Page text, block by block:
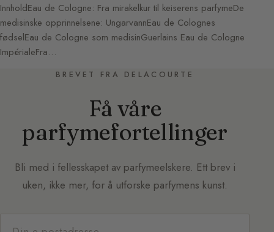
InnholdEau de Cologne: Fra mirakelkur til keiserens parfymeDe
medisinske opprinnelsene: UngarvannEau de Colognes
fødselEau de Cologne som medisinGuerlains Eau de Cologne
ImpérialeFra…
BREVET FRA DELACOURTE
Få våre
parfymefortellinger
Bli med i fellesskapet av parfymeelskere. Ett brev i
uken, ikke mer, for å utforske parfymens kunst.